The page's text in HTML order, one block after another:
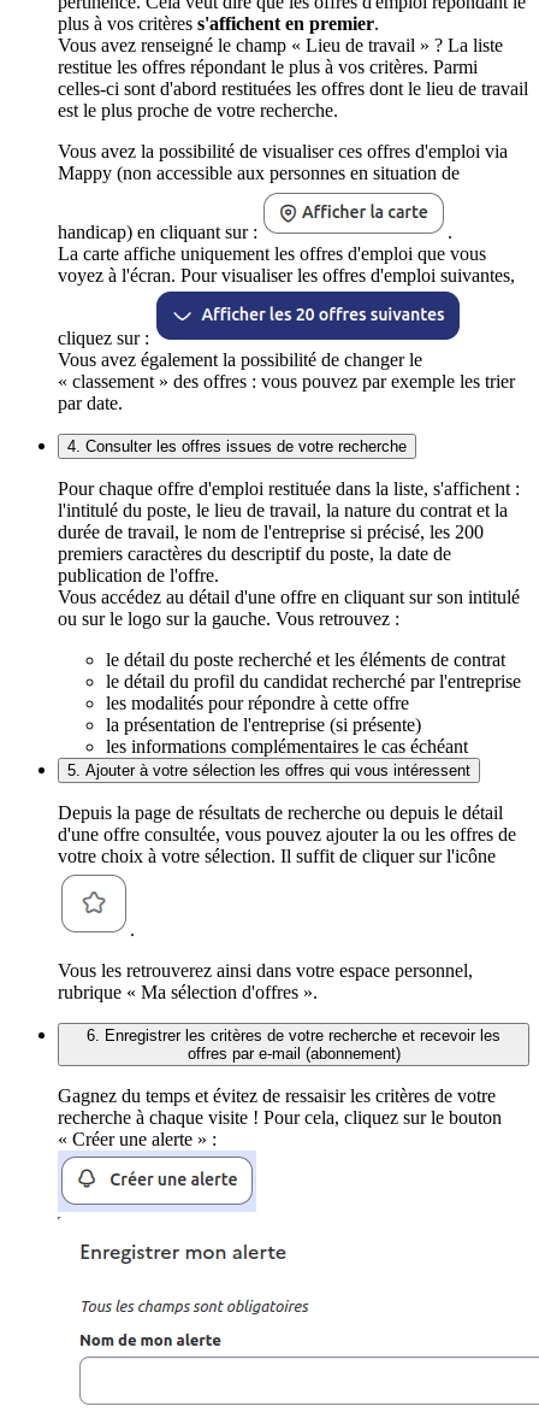
plus à vos critères s'affichent en premier.
Vous avez renseigné le champ « Lieu de travail » ? La liste
restitue les offres répondant le plus à vos critères. Parmi
celles-ci sont d'abord restituées les offres dont le lieu de travail
est le plus proche de votre recherche.
Vous avez la possibilité de visualiser ces offres d'emploi via
Mappy (non accessible aux personnes en situation de
handicap) en cliquant sur :
.
La carte affiche uniquement les offres d'emploi que vous
voyez à l'écran. Pour visualiser les offres d'emploi suivantes,
cliquez sur :
Vous avez également la possibilité de changer le
« classement » des offres : vous pouvez par exemple les trier
par date.
4. Consulter les offres issues de votre recherche
Pour chaque offre d'emploi restituée dans la liste, s'affichent :
l'intitulé du poste, le lieu de travail, la nature du contrat et la
durée de travail, le nom de l'entreprise si précisé, les 200
premiers caractères du descriptif du poste, la date de
publication de l'offre.
Vous accédez au détail d'une offre en cliquant sur son intitulé
ou sur le logo sur la gauche. Vous retrouvez :
le détail du poste recherché et les éléments de contrat
le détail du profil du candidat recherché par l'entreprise
les modalités pour répondre à cette offre
la présentation de l'entreprise (si présente)
les informations complémentaires le cas échéant
5. Ajouter à votre sélection les offres qui vous intéressent
Depuis la page de résultats de recherche ou depuis le détail
d'une offre consultée, vous pouvez ajouter la ou les offres de
votre choix à votre sélection. Il suffit de cliquer sur l'icône
.
Vous les retrouverez ainsi dans votre espace personnel,
rubrique « Ma sélection d'offres ».
6. Enregistrer les critères de votre recherche et recevoir les
offres par e-mail (abonnement)
Gagnez du temps et évitez de ressaisir les critères de votre
recherche à chaque visite ! Pour cela, cliquez sur le bouton
« Créer une alerte » :